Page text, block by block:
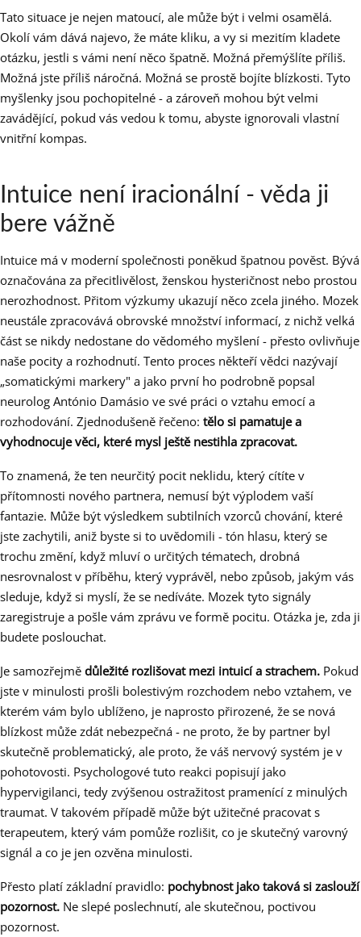
Tato situace je nejen matoucí, ale může být i velmi osamělá.
Okolí vám dává najevo, že máte kliku, a vy si mezitím kladete
otázku, jestli s vámi není něco špatně. Možná přemýšlíte příliš.
Možná jste příliš náročná. Možná se prostě bojíte blízkosti. Tyto
myšlenky jsou pochopitelné - a zároveň mohou být velmi
zavádějící, pokud vás vedou k tomu, abyste ignorovali vlastní
vnitřní kompas.
Intuice není iracionální - věda ji
bere vážně
Intuice má v moderní společnosti poněkud špatnou pověst. Bývá
označována za přecitlivělost, ženskou hysteričnost nebo prostou
nerozhodnost. Přitom výzkumy ukazují něco zcela jiného. Mozek
neustále zpracovává obrovské množství informací, z nichž velká
část se nikdy nedostane do vědomého myšlení - přesto ovlivňuje
naše pocity a rozhodnutí. Tento proces někteří vědci nazývají
„somatickými markery" a jako první ho podrobně popsal
neurolog António Damásio ve své práci o vztahu emocí a
rozhodování. Zjednodušeně řečeno: tělo si pamatuje a
vyhodnocuje věci, které mysl ještě nestihla zpracovat.
To znamená, že ten neurčitý pocit neklidu, který cítíte v
přítomnosti nového partnera, nemusí být výplodem vaší
fantazie. Může být výsledkem subtilních vzorců chování, které
jste zachytili, aniž byste si to uvědomili - tón hlasu, který se
trochu změní, když mluví o určitých tématech, drobná
nesrovnalost v příběhu, který vyprávěl, nebo způsob, jakým vás
sleduje, když si myslí, že se nedíváte. Mozek tyto signály
zaregistruje a pošle vám zprávu ve formě pocitu. Otázka je, zda ji
budete poslouchat.
Je samozřejmě důležité rozlišovat mezi intuicí a strachem. Pokud
jste v minulosti prošli bolestivým rozchodem nebo vztahem, ve
kterém vám bylo ublíženo, je naprosto přirozené, že se nová
blízkost může zdát nebezpečná - ne proto, že by partner byl
skutečně problematický, ale proto, že váš nervový systém je v
pohotovosti. Psychologové tuto reakci popisují jako
hypervigilanci, tedy zvýšenou ostražitost pramenící z minulých
traumat. V takovém případě může být užitečné pracovat s
terapeutem, který vám pomůže rozlišit, co je skutečný varovný
signál a co je jen ozvěna minulosti.
Přesto platí základní pravidlo: pochybnost jako taková si zaslouží
pozornost. Ne slepé poslechnutí, ale skutečnou, poctivou
pozornost.